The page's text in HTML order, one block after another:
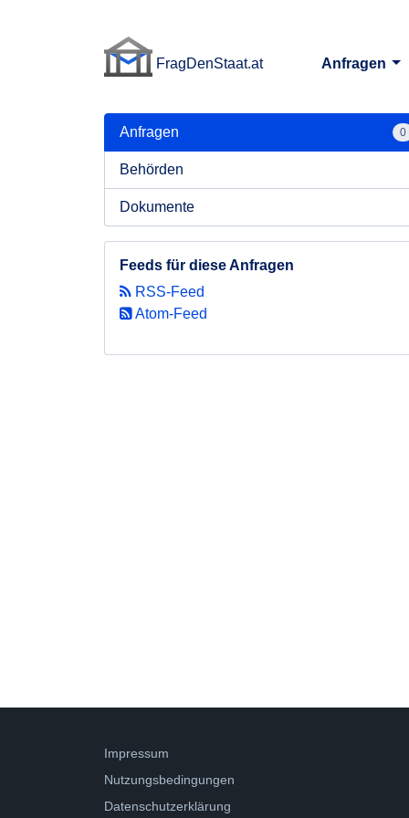
FragDenStaat.at
Anfragen
Anfragen 0
Behörden
Dokumente
Feeds für diese Anfragen
RSS-Feed
Atom-Feed
Impressum
Nutzungsbedingungen
Datenschutzerklärung